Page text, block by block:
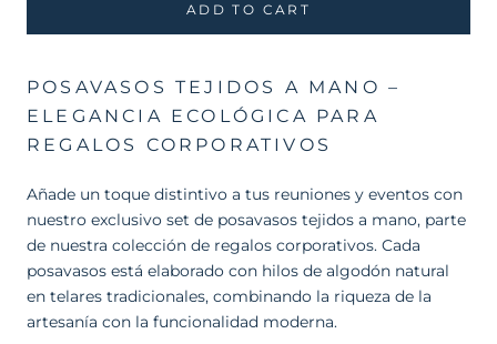
ADD TO CART
POSAVASOS TEJIDOS A MANO –
ELEGANCIA ECOLÓGICA PARA
REGALOS CORPORATIVOS
Añade un toque distintivo a tus reuniones y eventos con
nuestro exclusivo set de posavasos tejidos a mano, parte
de nuestra colección de regalos corporativos. Cada
posavasos está elaborado con hilos de algodón natural
en telares tradicionales, combinando la riqueza de la
artesanía con la funcionalidad moderna.